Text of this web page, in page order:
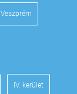
Veszprém
IV. kerület